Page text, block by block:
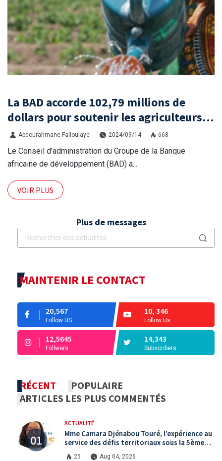
La BAD accorde 102,79 millions de
dollars pour soutenir les agriculteurs
en Guinée, au Sénégal et au Togo
Abdourahmane Falloulaye 2024/09/14 668
Le Conseil d’administration du Groupe de la Banque
africaine de développement (BAD) a...
VOIR PLUS
Plus de messages
MAINTENIR LE CONTACT
20,567
Follow US
10, 346
Follow Us
12,5645
Follwers
14,343
Subscribers
RÉCENT
POPULAIRE
ARTICLES LES PLUS COMMENTÉS
ACTUALITÉ
Mme Camara Djénabou Touré, l’expérience au
service des défis territoriaux sous la 5ème
République
25 Aug 04, 2026